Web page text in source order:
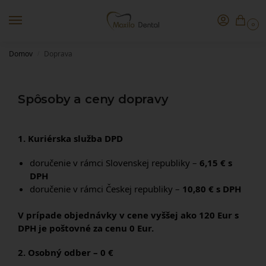
0
Domov Doprava
Spôsoby a ceny dopravy
1. Kuriérska služba DPD
doručenie v rámci Slovenskej republiky – 6,15 € s
DPH
doručenie v rámci Českej republiky – 10,80 € s DPH
V prípade objednávky v cene vyššej ako 120 Eur s
DPH je poštovné za cenu 0 Eur.
2. Osobný odber – 0 €